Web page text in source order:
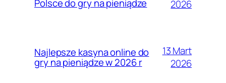
Polsce do gry na pieniądze 2026
Najlepsze kasyna online do
gry na pieniądze w 2026 r
13 Mart
2026